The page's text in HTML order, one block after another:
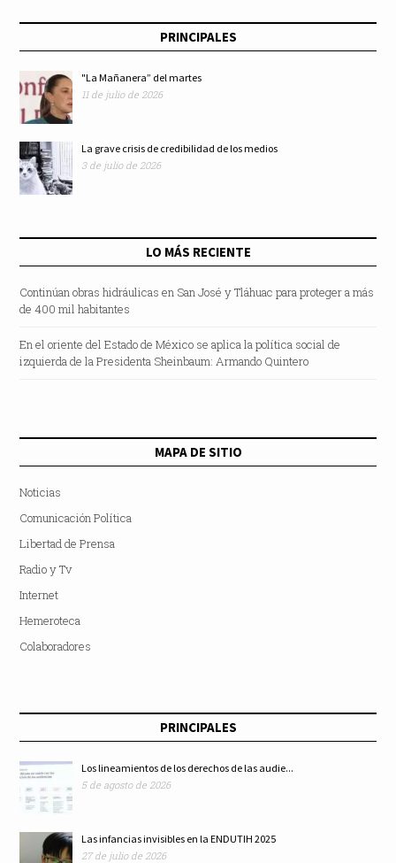
PRINCIPALES
"La Mañanera” del martes
11 de julio de 2026
La grave crisis de credibilidad de los medios
3 de julio de 2026
LO MÁS RECIENTE
Continúan obras hidráulicas en San José y Tláhuac para proteger a más
de 400 mil habitantes
En el oriente del Estado de México se aplica la política social de
izquierda de la Presidenta Sheinbaum: Armando Quintero
MAPA DE SITIO
Noticias
Comunicación Política
Libertad de Prensa
Radio y Tv
Internet
Hemeroteca
Colaboradores
PRINCIPALES
Los lineamientos de los derechos de las audie...
5 de agosto de 2026
Las infancias invisibles en la ENDUTIH 2025
27 de julio de 2026